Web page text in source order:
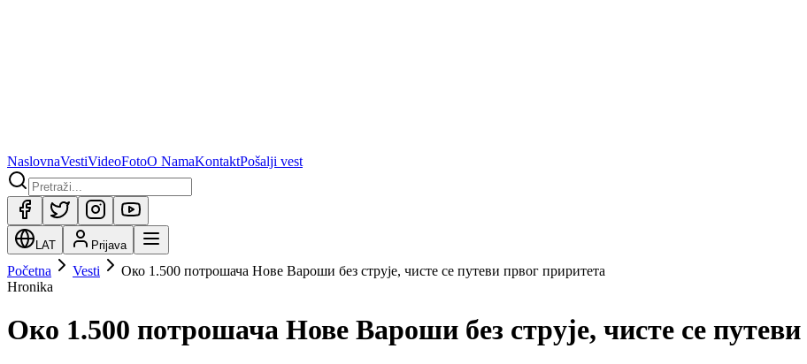
NaslovnaVestiVideoFotoO NamaKontaktPošalji vest
LAT Prijava
Početna Vesti
Око 1.500 потрошача Нове Вароши без струје, чисте се путеви првог приритета
Hronika
Око 1.500 потрошача Нове Вароши без струје, чисте се